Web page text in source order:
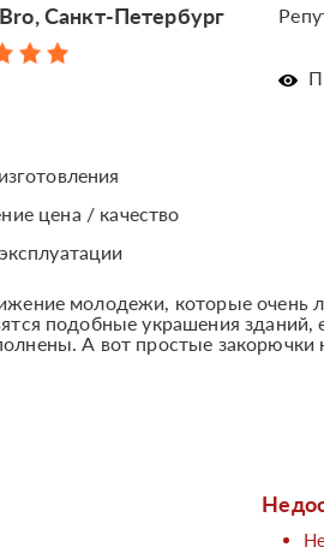
Санкт-Петербург
цена / качество
молодежи, которые очень
подобные украшения зданий,
А вот простые